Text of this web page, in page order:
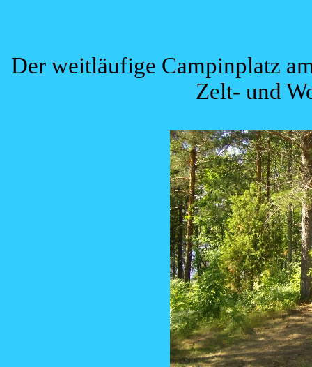
Der weitläufige Campinplatz
Zelt- und